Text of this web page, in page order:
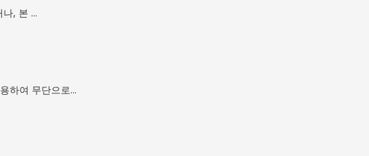
, 본 ...
하여 무단으로...